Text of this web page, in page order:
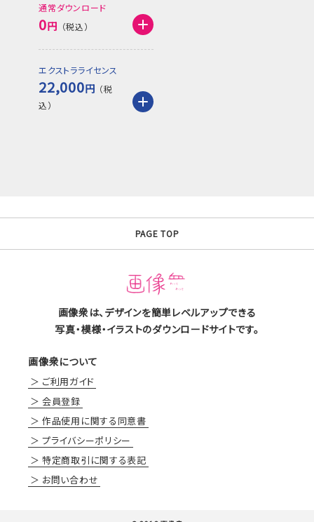
通常ダウンロード
0円
エクストラライセンス
22,000円
PAGE TOP
画像衆は、デザインを簡単レベルアップできる
写真・模様・イラストのダウンロードサイトです。
画像衆について
ご利用ガイド
会員登録
作品使用に関する同意書
プライバシーポリシー
特定商取引に関する表記
お問い合わせ